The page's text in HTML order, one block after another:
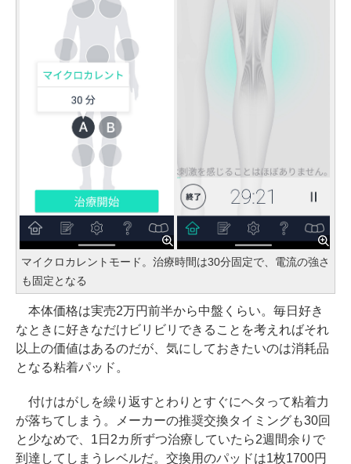
マイクロカレントモード。治療時間は30分固定で、電流の強さ
も固定となる
本体価格は実売2万円前半から中盤くらい。毎日好き
なときに好きなだけビリビリできることを考えればそれ
以上の価値はあるのだが、気にしておきたいのは消耗品
となる粘着パッド。
付けはがしを繰り返すとわりとすぐにヘタって粘着力
が落ちてしまう。メーカーの推奨交換タイミングも30回
と少なめで、1日2カ所ずつ治療していたら2週間余りで
到達してしまうレベルだ。交換用のパッドは1枚1700円